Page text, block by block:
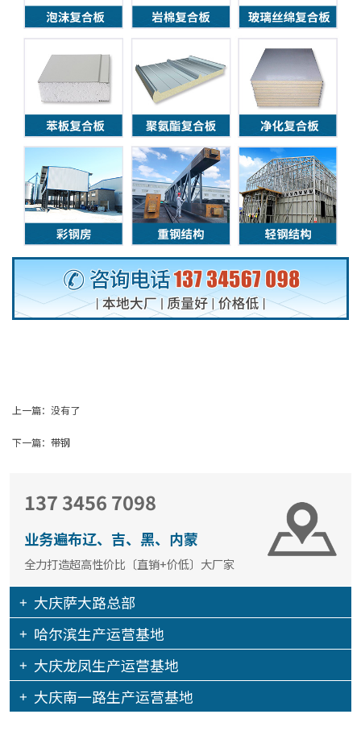
上一篇：没有了
下一篇：带钢
137 3456 7098
业务遍布辽、吉、黑、内蒙
全力打造超高性价比〔直销+价低〕大厂家
大庆萨大路总部
哈尔滨生产运营基地
大庆龙凤生产运营基地
大庆南一路生产运营基地